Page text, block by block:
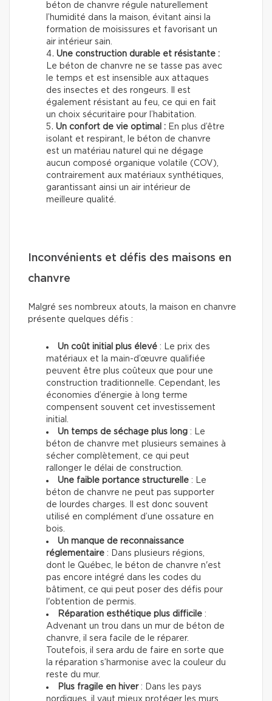
béton de chanvre régule naturellement
l’humidité dans la maison, évitant ainsi la
formation de moisissures et favorisant un
air intérieur sain.
Une construction durable et résistante :
Le béton de chanvre ne se tasse pas avec
le temps et est insensible aux attaques
des insectes et des rongeurs. Il est
également résistant au feu, ce qui en fait
un choix sécuritaire pour l’habitation.
Un confort de vie optimal : En plus d’être
isolant et respirant, le béton de chanvre
est un matériau naturel qui ne dégage
aucun composé organique volatile (COV),
contrairement aux matériaux synthétiques,
garantissant ainsi un air intérieur de
meilleure qualité.
Inconvénients et défis des maisons en
chanvre
Malgré ses nombreux atouts, la maison en chanvre
présente quelques défis :
Un coût initial plus élevé : Le prix des
matériaux et la main-d’œuvre qualifiée
peuvent être plus coûteux que pour une
construction traditionnelle. Cependant, les
économies d’énergie à long terme
compensent souvent cet investissement
initial.
Un temps de séchage plus long : Le
béton de chanvre met plusieurs semaines à
sécher complètement, ce qui peut
rallonger le délai de construction.
Une faible portance structurelle : Le
béton de chanvre ne peut pas supporter
de lourdes charges. Il est donc souvent
utilisé en complément d’une ossature en
bois.
Un manque de reconnaissance
réglementaire : Dans plusieurs régions,
dont le Québec, le béton de chanvre n'est
pas encore intégré dans les codes du
bâtiment, ce qui peut poser des défis pour
l'obtention de permis.
Réparation esthétique plus difficile :
Advenant un trou dans un mur de béton de
chanvre, il sera facile de le réparer.
Toutefois, il sera ardu de faire en sorte que
la réparation s’harmonise avec la couleur du
reste du mur.
Plus fragile en hiver : Dans les pays
nordiques, il vaut mieux protéger les murs